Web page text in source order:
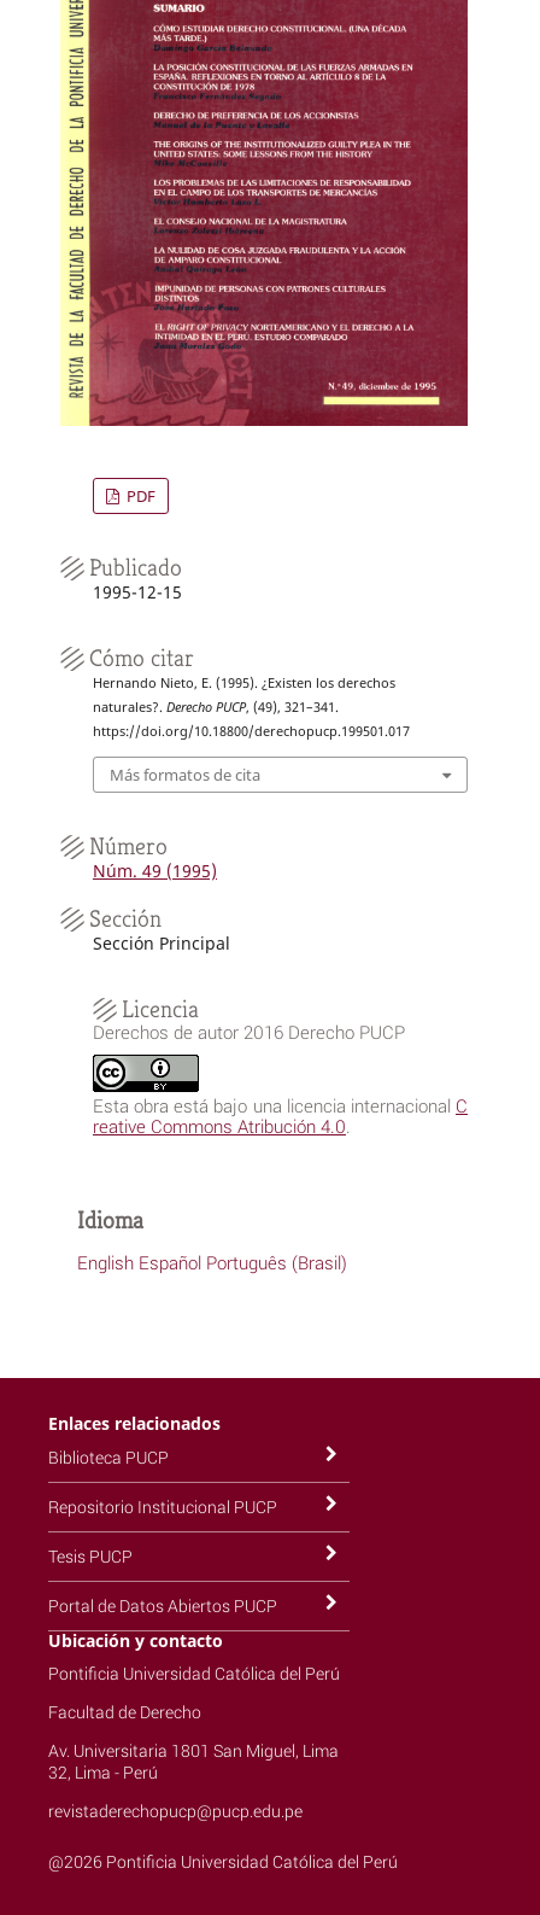
PDF
Publicado
1995-12-15
Cómo citar
Hernando Nieto, E. (1995). ¿Existen los derechos
naturales?. Derecho PUCP, (49), 321–341.
https://doi.org/10.18800/derechopucp.199501.017
Más formatos de cita
Número
Núm. 49 (1995)
Sección
Sección Principal
Licencia
Derechos de autor 2016 Derecho PUCP
Esta obra está bajo una licencia internacional C
reative Commons Atribución 4.0.
Idioma
English Español Português (Brasil)
Enlaces relacionados
Biblioteca PUCP
Repositorio Institucional PUCP
Tesis PUCP
Portal de Datos Abiertos PUCP
Ubicación y contacto
Pontificia Universidad Católica del Perú
Facultad de Derecho
Av. Universitaria 1801 San Miguel, Lima
32, Lima - Perú
revistaderechopucp@pucp.edu.pe
@2026 Pontificia Universidad Católica del Perú